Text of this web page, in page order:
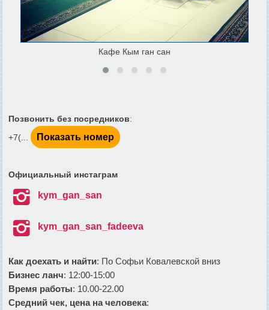
Кафе Кым ган сан
Позвонить без посредников:
+7(...
Показать номер
Официальный инстаграм
 kym_gan_san
 kym_gan_san_fadeeva
Как доехать и найти: По Софьи Ковалевской вниз
Бизнес ланч: 12:00-15:00
Время работы: 10.00-22.00
Средний чек, цена на человека: